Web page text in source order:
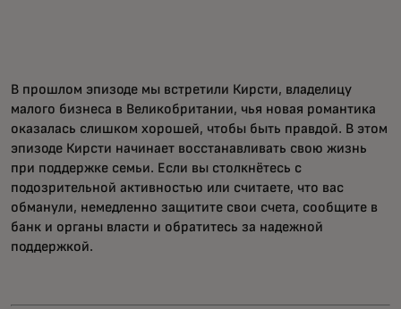
В прошлом эпизоде мы встретили Кирсти, владелицу
малого бизнеса в Великобритании, чья новая романтика
оказалась слишком хорошей, чтобы быть правдой. В этом
эпизоде Кирсти начинает восстанавливать свою жизнь
при поддержке семьи. Если вы столкнётесь с
подозрительной активностью или считаете, что вас
обманули, немедленно защитите свои счета, сообщите в
банк и органы власти и обратитесь за надежной
поддержкой.